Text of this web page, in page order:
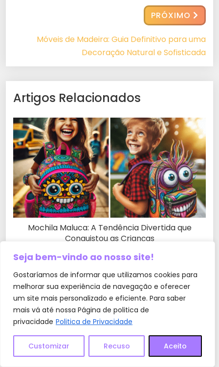
Seja bem-vindo ao nosso site!
Gostaríamos de informar que utilizamos cookies para
melhorar sua experiência de navegação e oferecer
um site mais personalizado e eficiente. Para saber
mais vá até nossa Página de politica de
privacidade Politica de Privacidade
Customizar Recuso Aceito
PRÓXIMO
Móveis de Madeira: Guia Definitivo para uma
Decoração Natural e Sofisticada
Artigos Relacionados
Mochila Maluca: A Tendência Divertida que
Conquistou as Crianças